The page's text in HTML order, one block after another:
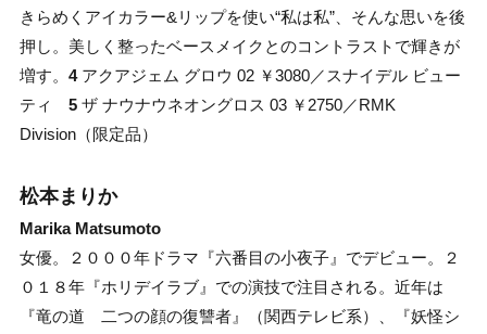
きらめくアイカラー&リップを使い“私は私”、そんな思いを後
押し。美しく整ったベースメイクとのコントラストで輝きが
増す。 4 アクアジェム グロウ 02 ￥3080／スナイデル ビュー
ティ 5 ザ ナウナウネオングロス 03 ￥2750／RMK
Division（限定品）
松本まりか
Marika Matsumoto
女優。２０００年ドラマ『六番目の小夜子』でデビュー。２
０１８年『ホリデイラブ』での演技で注目される。近年は
『竜の道 二つの顔の復讐者』（関西テレビ系）、『妖怪シ